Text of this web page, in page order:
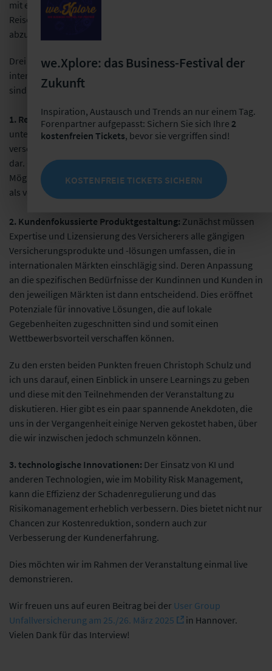
mit einer Versicherungspolice, die Unfall- und
Reisesicherheitsrisiken eines global agierenden Kunden
abzusichern, wäre nur vermeintlich die ideale Lösung.
Drei zentrale Herausforderungen und Potenziale im Bereich
internationaler Versicherungslösungen für Accident & Health
sind meines Erachtens:
1. Regulatorische Komplexität : Die Vielzahl an
unterschiedlichen gesetzlichen Rahmenbedingungen in
verschiedenen Ländern stellt eine große Herausforderung
dar. Gleichzeitig bietet die Einhaltung dieser Vorschriften die
Möglichkeit, Vertrauen bei den Kunden aufzubauen und sich
als verantwortungsbewusster Anbieter zu positionieren.
2. Kundenfokussierte Produktgestaltung: Zunächst müssen
Expertise und Lizensierung des Versicherers alle gängigen
Versicherungsprodukte und -lösungen umfassen, die in
internationalen Märkten einschlägig sind. Deren Anpassung
an die spezifischen Bedürfnisse der Kundinnen und Kunden in
den jeweiligen Märkten ist dann entscheidend. Dies eröffnet
Potenziale für innovative Lösungen, die auf lokale
Gegebenheiten zugeschnitten sind und somit einen
Wettbewerbsvorteil verschaffen können.
Zu den ersten beiden Punkten freuen Christoph Schulz und
ich uns darauf, einen Einblick in unsere Learnings zu geben
und diese mit den Teilnehmenden der Veranstaltung zu
diskutieren. Hier gibt es ein paar spannende Anekdoten, die
uns in der Vergangenheit einige Nerven gekostet haben, über
die wir inzwischen jedoch schmunzeln können.
3. technologische Innovationen: Der Einsatz von KI und
anderen Technologien, wie im Mobility Risk Management,
kann die Effizienz der Schadenregulierung und das
Risikomanagement erheblich verbessern. Dies bietet nicht nur
Chancen zur Kostenreduktion, sondern auch zur
Verbesserung der Kundenerfahrung.
Dies möchten wir im Rahmen der Veranstaltung einmal live
demonstrieren.
Wir freuen uns auf euren Beitrag bei der User Group
Unfallversicherung am 25./26. März 2025
in Hannover.
Vielen Dank für das Interview!
we.Xplore: das Business-Festival der
Zukunft
Inspiration, Austausch und Trends an nur einem Tag.
Forenpartner aufgepasst: Sichern Sie sich Ihre 2
kostenfreien Tickets, bevor sie vergriffen sind!
KOSTENFREIE TICKETS SICHERN